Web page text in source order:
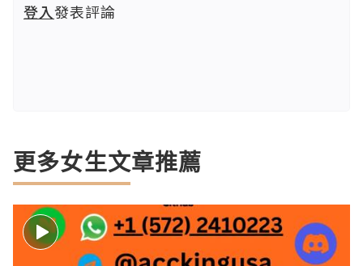
登入發表評論
更多女生文章推薦